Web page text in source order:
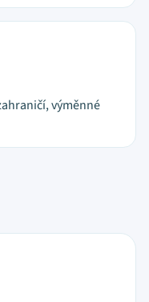
výměnné